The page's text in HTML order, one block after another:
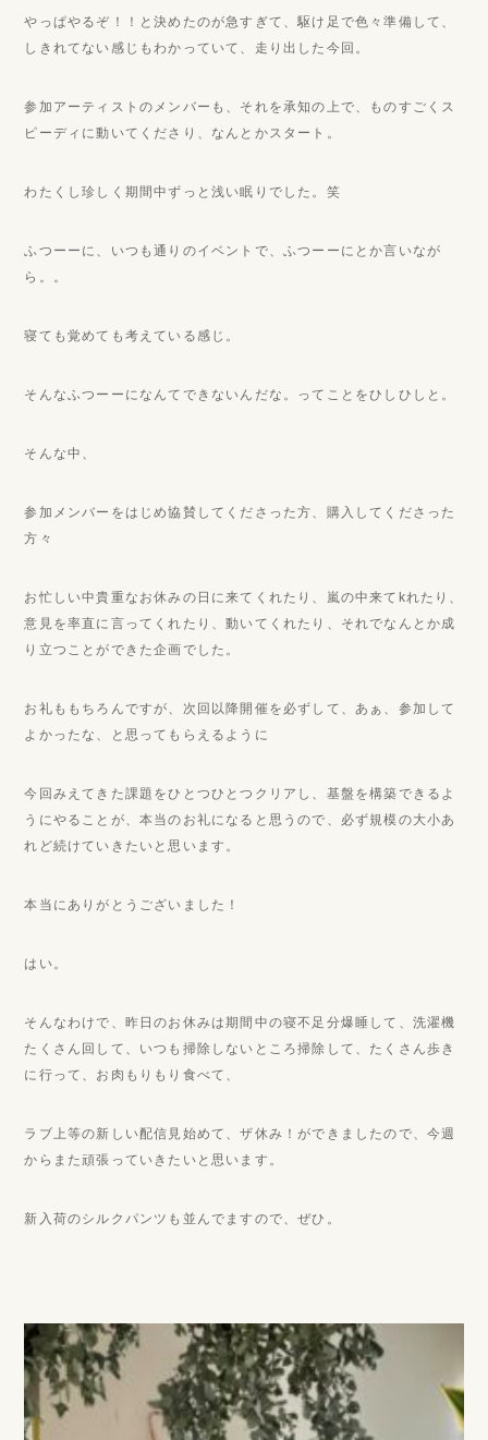
やっぱやるぞ！！と決めたのが急すぎて、駆け足で色々準備して、
しきれてない感じもわかっていて、走り出した今回。
参加アーティストのメンバーも、それを承知の上で、ものすごくス
ピーディに動いてくださり、なんとかスタート。
わたくし珍しく期間中ずっと浅い眠りでした。笑
ふつーーに、いつも通りのイベントで、ふつーーにとか言いなが
ら。。
寝ても覚めても考えている感じ。
そんなふつーーになんてできないんだな。ってことをひしひしと。
そんな中、
参加メンバーをはじめ協賛してくださった方、購入してくださった
方々
お忙しい中貴重なお休みの日に来てくれたり、嵐の中来てkれたり、
意見を率直に言ってくれたり、動いてくれたり、それでなんとか成
り立つことができた企画でした。
お礼ももちろんですが、次回以降開催を必ずして、あぁ、参加して
よかったな、と思ってもらえるように
今回みえてきた課題をひとつひとつクリアし、基盤を構築できるよ
うにやることが、本当のお礼になると思うので、必ず規模の大小あ
れど続けていきたいと思います。
本当にありがとうございました！
はい。
そんなわけで、昨日のお休みは期間中の寝不足分爆睡して、洗濯機
たくさん回して、いつも掃除しないところ掃除して、たくさん歩き
に行って、お肉もりもり食べて、
ラブ上等の新しい配信見始めて、ザ休み！ができましたので、今週
からまた頑張っていきたいと思います。
新入荷のシルクパンツも並んでますので、ぜひ。